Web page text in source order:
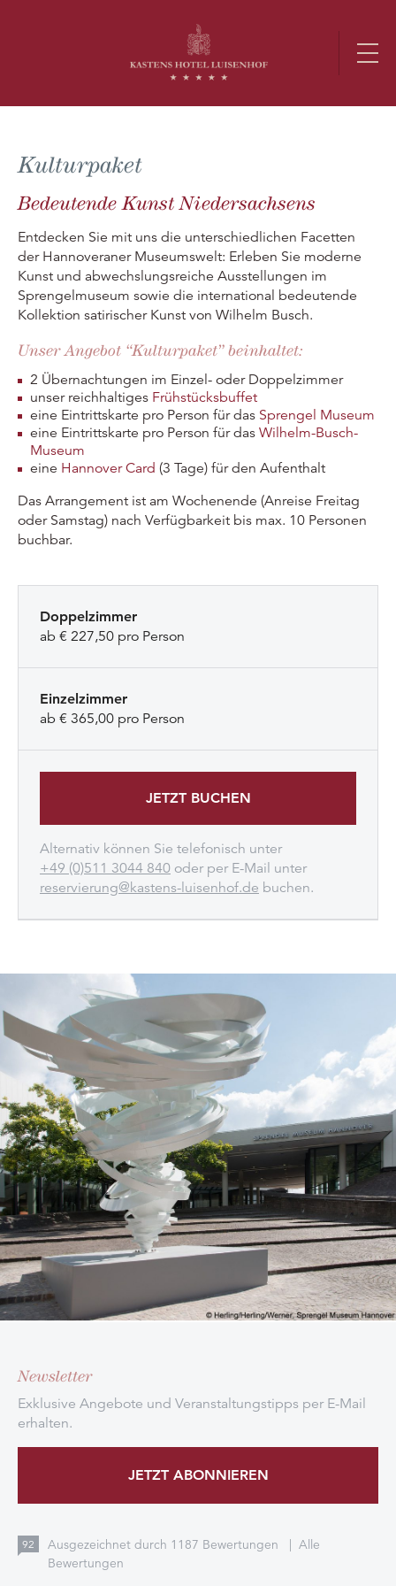
Kulturpaket
Bedeutende Kunst Niedersachsens
Entdecken Sie mit uns die unterschiedlichen Facetten
der Hannoveraner Museumswelt: Erleben Sie moderne
Kunst und abwechslungsreiche Ausstellungen im
Sprengelmuseum sowie die international bedeutende
Kollektion satirischer Kunst von Wilhelm Busch.
Unser Angebot “Kulturpaket” beinhaltet:
2 Übernachtungen im Einzel- oder Doppelzimmer
unser reichhaltiges Frühstücksbuffet
eine Eintrittskarte pro Person für das Sprengel Museum
eine Eintrittskarte pro Person für das Wilhelm-Busch-
Museum
eine Hannover Card (3 Tage) für den Aufenthalt
Das Arrangement ist am Wochenende (Anreise Freitag
oder Samstag) nach Verfügbarkeit bis max. 10 Personen
buchbar.
Doppelzimmer
ab € 227,50 pro Person
Einzelzimmer
ab € 365,00 pro Person
JETZT BUCHEN
Alternativ können Sie telefonisch unter
+49 (0)511 3044 840 oder per E-Mail unter
reservierung@kastens-luisenhof.de buchen.
Newsletter
Exklusive Angebote und Veranstaltungstipps per E-Mail
erhalten.
JETZT ABONNIEREN
92 Ausgezeichnet durch 1187 Bewertungen | Alle
Bewertungen